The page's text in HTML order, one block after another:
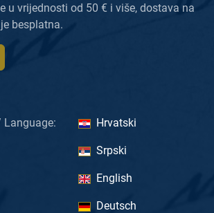
u vrijednosti od 50 € i više, dostava na
besplatna.
Hrvatski
Srpski
English
Deutsch